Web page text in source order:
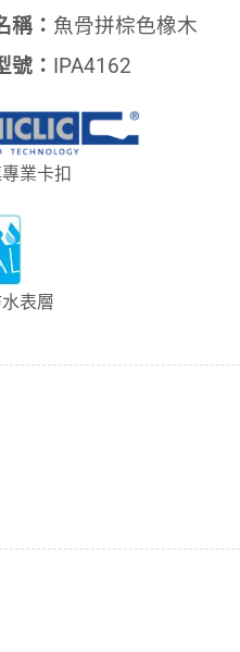
稱： 魚骨拼棕色橡木
號： IPA4162
業卡扣
表層